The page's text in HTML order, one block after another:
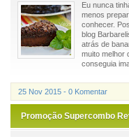
Eu nunca
menos
conhecer.
blog
atrás de
muito melhor
conseguia
25 Nov 2015 - 0 Komentar
Promoção Supercombo